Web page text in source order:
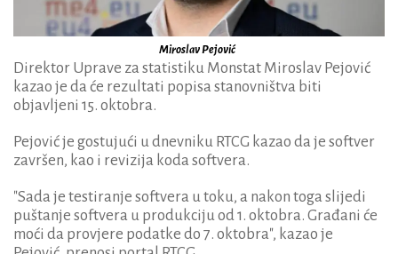
Miroslav Pejović
Direktor Uprave za statistiku Monstat Miroslav Pejović
kazao je da će rezultati popisa stanovništva biti
objavljeni 15. oktobra.
Pejović je gostujući u dnevniku RTCG kazao da je softver
završen, kao i revizija koda softvera.
"Sada je testiranje softvera u toku, a nakon toga slijedi
puštanje softvera u produkciju od 1. oktobra. Građani će
moći da provjere podatke do 7. oktobra", kazao je